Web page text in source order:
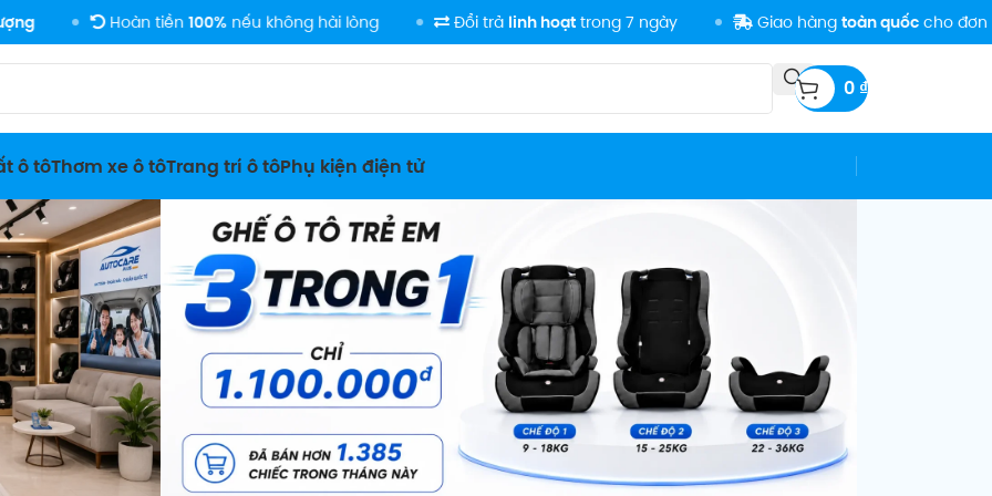
Hoàn tiền 100%nếu không hài lòng Đổi trả linh hoạttrong 7 ngày Giao hàngtoàn quốc cho đơn500K
0 ₫
ô tôThơm xe ô tôTrang trí ô tôPhụ kiện điện tử